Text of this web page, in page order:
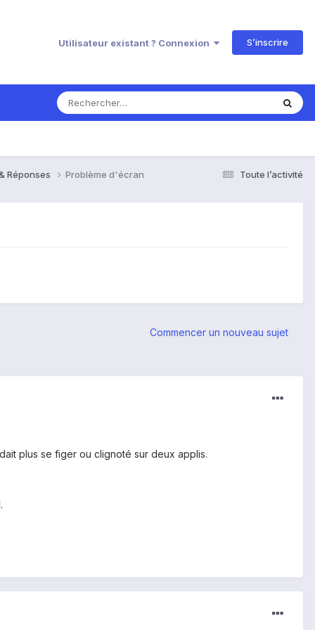
Utilisateur existant ? Connexion S’inscrire
Toute l’activité
Réponses Problème d'écran
Commencer un nouveau sujet
plus se figer ou clignoté sur deux applis.